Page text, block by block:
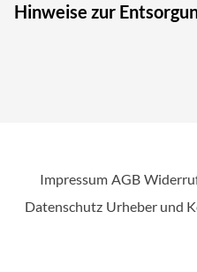
Hinweise zur
Impressum AGB
Datenschutz Urheber und